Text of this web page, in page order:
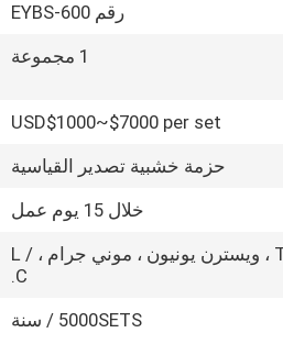
رقم EYBS-600
1 مجموعة
USD$1000~$7000 per set
حزمة خشبية تصدير القياسية
خلال 15 يوم عمل
T / T ، ويسترن يونيون ، موني جرام ، L /
C.
5000SETS / سنة